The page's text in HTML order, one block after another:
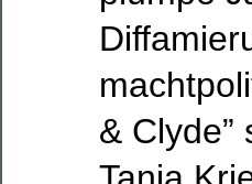
& Clyde”